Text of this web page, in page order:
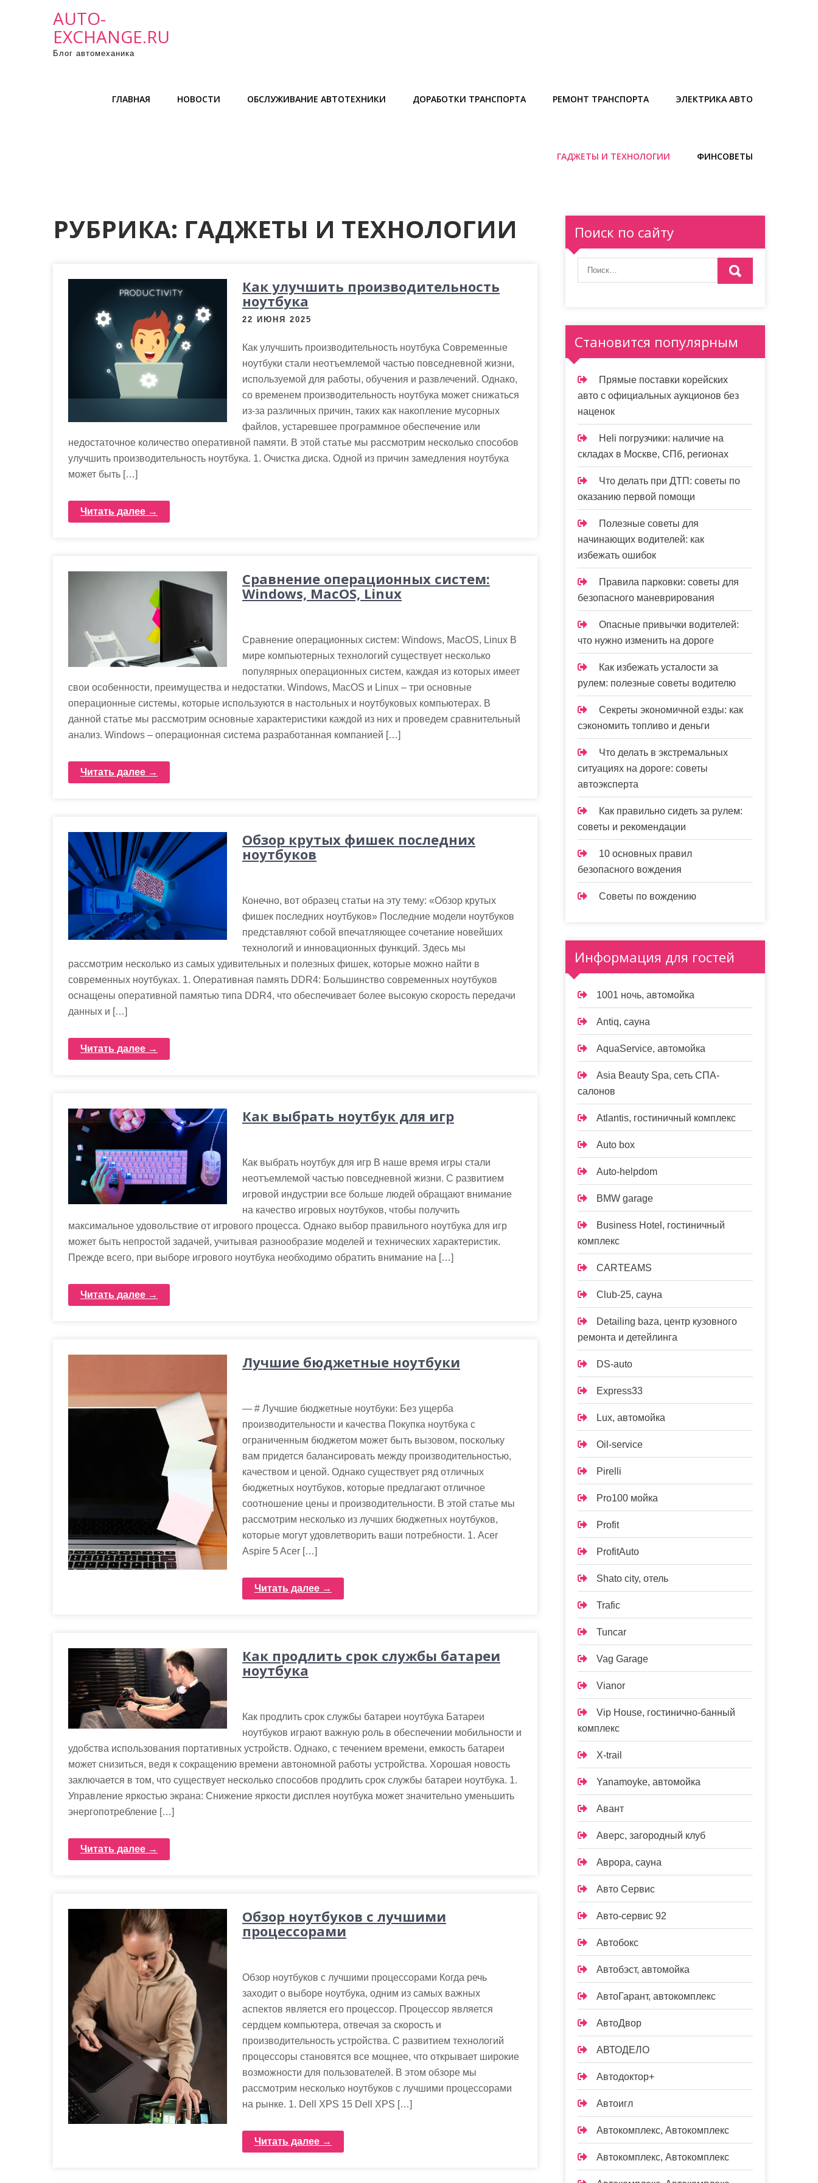
AUTO-
EXCHANGE.RU
Блог автомеханика
ГЛАВНАЯ НОВОСТИ ОБСЛУЖИВАНИЕ АВТОТЕХНИКИ ДОРАБОТКИ ТРАНСПОРТА РЕМОНТ ТРАНСПОРТА ЭЛЕКТРИКА АВТО
ГАДЖЕТЫ И ТЕХНОЛОГИИ ФИНСОВЕТЫ
РУБРИКА: ГАДЖЕТЫ И ТЕХНОЛОГИИ
Как улучшить производительность
ноутбука
22 ИЮНЯ 2025
Как улучшить производительность ноутбука Современные
ноутбуки стали неотъемлемой частью повседневной жизни,
используемой для работы, обучения и развлечений. Однако,
со временем производительность ноутбука может снижаться
из-за различных причин, таких как накопление мусорных
файлов, устаревшее программное обеспечение или
недостаточное количество оперативной памяти. В этой статье мы рассмотрим несколько способов
улучшить производительность ноутбука. 1. Очистка диска. Одной из причин замедления ноутбука
может быть […]
Читать далее →
Сравнение операционных систем:
Windows, MacOS, Linux
Сравнение операционных систем: Windows, MacOS, Linux В
мире компьютерных технологий существует несколько
популярных операционных систем, каждая из которых имеет
свои особенности, преимущества и недостатки. Windows, MacOS и Linux – три основные
операционные системы, которые используются в настольных и ноутбуковых компьютерах. В
данной статье мы рассмотрим основные характеристики каждой из них и проведем сравнительный
анализ. Windows – операционная система разработанная компанией […]
Читать далее →
Обзор крутых фишек последних
ноутбуков
Конечно, вот образец статьи на эту тему: «Обзор крутых
фишек последних ноутбуков» Последние модели ноутбуков
представляют собой впечатляющее сочетание новейших
технологий и инновационных функций. Здесь мы
рассмотрим несколько из самых удивительных и полезных фишек, которые можно найти в
современных ноутбуках. 1. Оперативная память DDR4: Большинство современных ноутбуков
оснащены оперативной памятью типа DDR4, что обеспечивает более высокую скорость передачи
данных и […]
Читать далее →
Как выбрать ноутбук для игр
Как выбрать ноутбук для игр В наше время игры стали
неотъемлемой частью повседневной жизни. С развитием
игровой индустрии все больше людей обращают внимание
на качество игровых ноутбуков, чтобы получить
максимальное удовольствие от игрового процесса. Однако выбор правильного ноутбука для игр
может быть непростой задачей, учитывая разнообразие моделей и технических характеристик.
Прежде всего, при выборе игрового ноутбука необходимо обратить внимание на […]
Читать далее →
Лучшие бюджетные ноутбуки
— # Лучшие бюджетные ноутбуки: Без ущерба
производительности и качества Покупка ноутбука с
ограниченным бюджетом может быть вызовом, поскольку
вам придется балансировать между производительностью,
качеством и ценой. Однако существует ряд отличных
бюджетных ноутбуков, которые предлагают отличное
соотношение цены и производительности. В этой статье мы
рассмотрим несколько из лучших бюджетных ноутбуков,
которые могут удовлетворить ваши потребности. 1. Acer
Aspire 5 Acer […]
Читать далее →
Как продлить срок службы батареи
ноутбука
Как продлить срок службы батареи ноутбука Батареи
ноутбуков играют важную роль в обеспечении мобильности и
удобства использования портативных устройств. Однако, с течением времени, емкость батареи
может снизиться, ведя к сокращению времени автономной работы устройства. Хорошая новость
заключается в том, что существует несколько способов продлить срок службы батареи ноутбука. 1.
Управление яркостью экрана: Снижение яркости дисплея ноутбука может значительно уменьшить
энергопотребление […]
Читать далее →
Обзор ноутбуков с лучшими
процессорами
Обзор ноутбуков с лучшими процессорами Когда речь
заходит о выборе ноутбука, одним из самых важных
аспектов является его процессор. Процессор является
сердцем компьютера, отвечая за скорость и
производительность устройства. С развитием технологий
процессоры становятся все мощнее, что открывает широкие
возможности для пользователей. В этом обзоре мы
рассмотрим несколько ноутбуков с лучшими процессорами
на рынке. 1. Dell XPS 15 Dell XPS […]
Читать далее →
Поиск по сайту
Становится популярным
Прямые поставки корейских
авто с официальных аукционов без
наценок
Heli погрузчики: наличие на
складах в Москве, СПб, регионах
Что делать при ДТП: советы по
оказанию первой помощи
Полезные советы для
начинающих водителей: как
избежать ошибок
Правила парковки: советы для
безопасного маневрирования
Опасные привычки водителей:
что нужно изменить на дороге
Как избежать усталости за
рулем: полезные советы водителю
Секреты экономичной езды: как
сэкономить топливо и деньги
Что делать в экстремальных
ситуациях на дороге: советы
автоэксперта
Как правильно сидеть за рулем:
советы и рекомендации
10 основных правил
безопасного вождения
Советы по вождению
Информация для гостей
1001 ночь, автомойка
Antiq, сауна
AquaService, автомойка
Asia Beauty Spa, сеть СПА-
салонов
Atlantis, гостиничный комплекс
Auto box
Auto-helpdom
BMW garage
Business Hotel, гостиничный
комплекс
CARTEAMS
Club-25, сауна
Detailing baza, центр кузовного
ремонта и детейлинга
DS-auto
Express33
Lux, автомойка
Oil-service
Pirelli
Pro100 мойка
Profit
ProfitAuto
Shato city, отель
Trafic
Tuncar
Vag Garage
Vianor
Vip House, гостинично-банный
комплекс
X-trail
Yanamoyke, автомойка
Авант
Аверс, загородный клуб
Аврора, сауна
Авто Сервис
Авто-сервис 92
Автобокс
Автобэст, автомойка
АвтоГарант, автокомплекс
АвтоДвор
АВТОДЕЛО
Автодоктор+
Автоигл
Автокомплекс, Автокомплекс
Автокомплекс, Автокомплекс